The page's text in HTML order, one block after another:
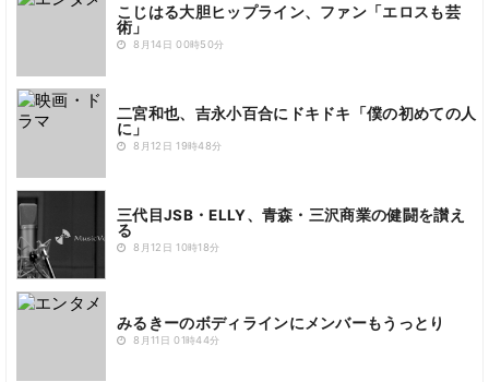
こじはる大胆ヒップライン、ファン「エロスも芸
術」
8月14日 00時50分
二宮和也、吉永小百合にドキドキ「僕の初めての人
に」
8月12日 19時48分
三代目JSB・ELLY、青森・三沢商業の健闘を讃え
る
8月12日 10時18分
みるきーのボディラインにメンバーもうっとり
8月11日 01時44分